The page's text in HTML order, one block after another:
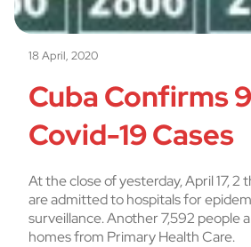
18 April, 2020
Cuba Confirms
Covid-19 Cases
At the close of yesterday, April 17,
are admitted to hospitals for
surveillance. Another 7,592 people
homes from Primary Health Care.